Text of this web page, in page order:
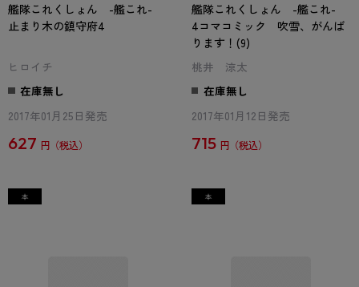
艦隊これくしょん -艦これ-
止まり木の鎮守府4
ヒロイチ
在庫無し
2017年01月25日発売
627 円
艦隊これくしょん -艦これ-
4コマコミック 吹雪、がんば
ります！(9)
桃井 涼太
在庫無し
2017年01月12日発売
715 円